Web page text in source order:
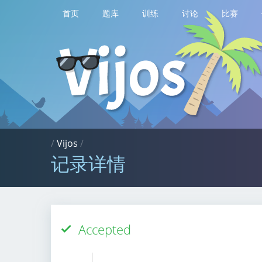
首页 题库 训练 讨论 比赛
/Vijos /
记录详情
Accepted